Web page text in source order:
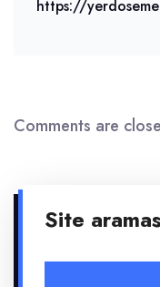
https://
Comments are
Site